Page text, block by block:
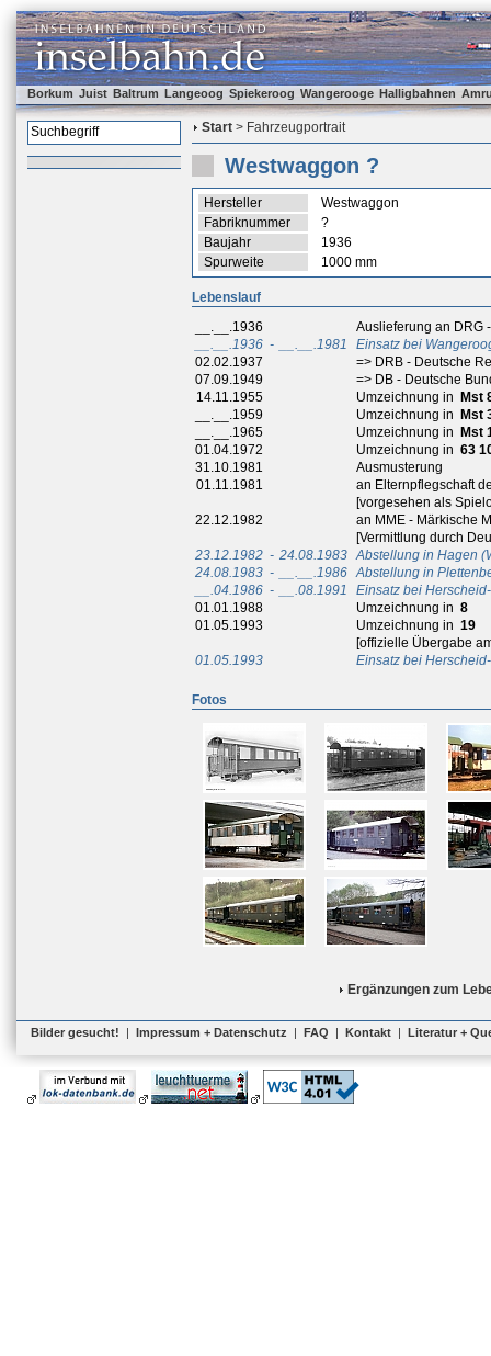
Borkum Juist Baltrum Langeoog Spiekeroog Wangerooge Halligbahnen
Start > Fahrzeugportrait
Westwaggon ?
Hersteller
Westwaggon
Fabriknummer
?
Baujahr
1936
Spurweite
1000 mm
Lebenslauf
__.__.1936
Auslieferung an DRG
__.__.1936 - __.__.1981
Einsatz bei
02.02.1937
=> DRB - Deutsche
07.09.1949
=> DB - Deutsche
14.11.1955
Umzeichnung in
Mst
__.__.1959
Umzeichnung in
Mst
__.__.1965
Umzeichnung in
Mst
01.04.1972
Umzeichnung in 63
31.10.1981
Ausmusterung
01.11.1981
an Elternpflegschaft
[vorgesehen als
22.12.1982
an MME - Märkische
[Vermittlung durch
23.12.1982 - 24.08.1983 Abstellung in Hagen
24.08.1983 - __.__.1986 Abstellung in
__.04.1986 - __.08.1991
Einsatz bei
01.01.1988
Umzeichnung in 8
01.05.1993
Umzeichnung in 19
[offizielle Übergabe
01.05.1993
Einsatz bei
Fotos
Ergänzungen zum
Bilder gesucht! | Impressum + Datenschutz | FAQ | Kontakt | Literatur +